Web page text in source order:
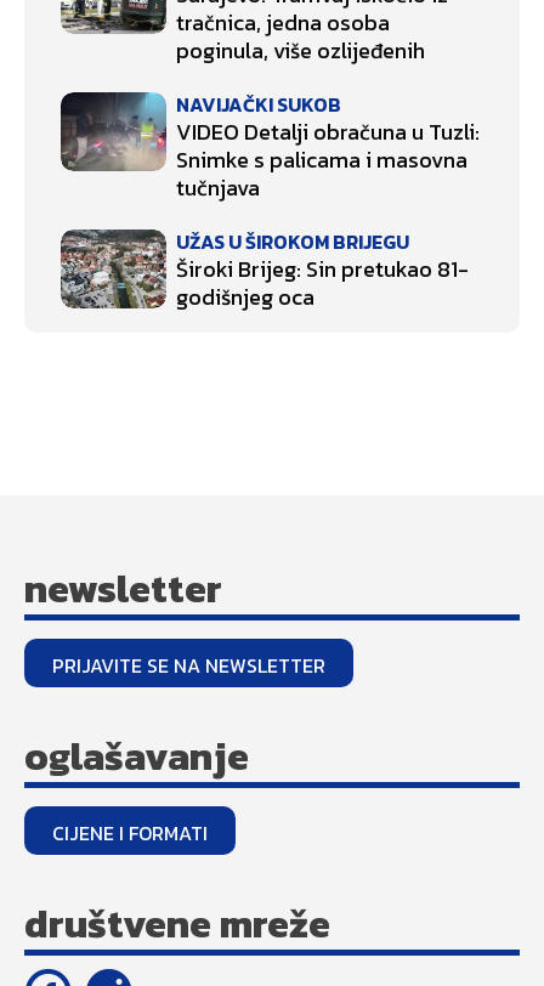
tračnica, jedna osoba
poginula, više ozlijeđenih
NAVIJAČKI SUKOB
VIDEO Detalji obračuna u Tuzli:
Snimke s palicama i masovna
tučnjava
UŽAS U ŠIROKOM BRIJEGU
Široki Brijeg: Sin pretukao 81-
godišnjeg oca
newsletter
PRIJAVITE SE NA NEWSLETTER
oglašavanje
CIJENE I FORMATI
društvene mreže